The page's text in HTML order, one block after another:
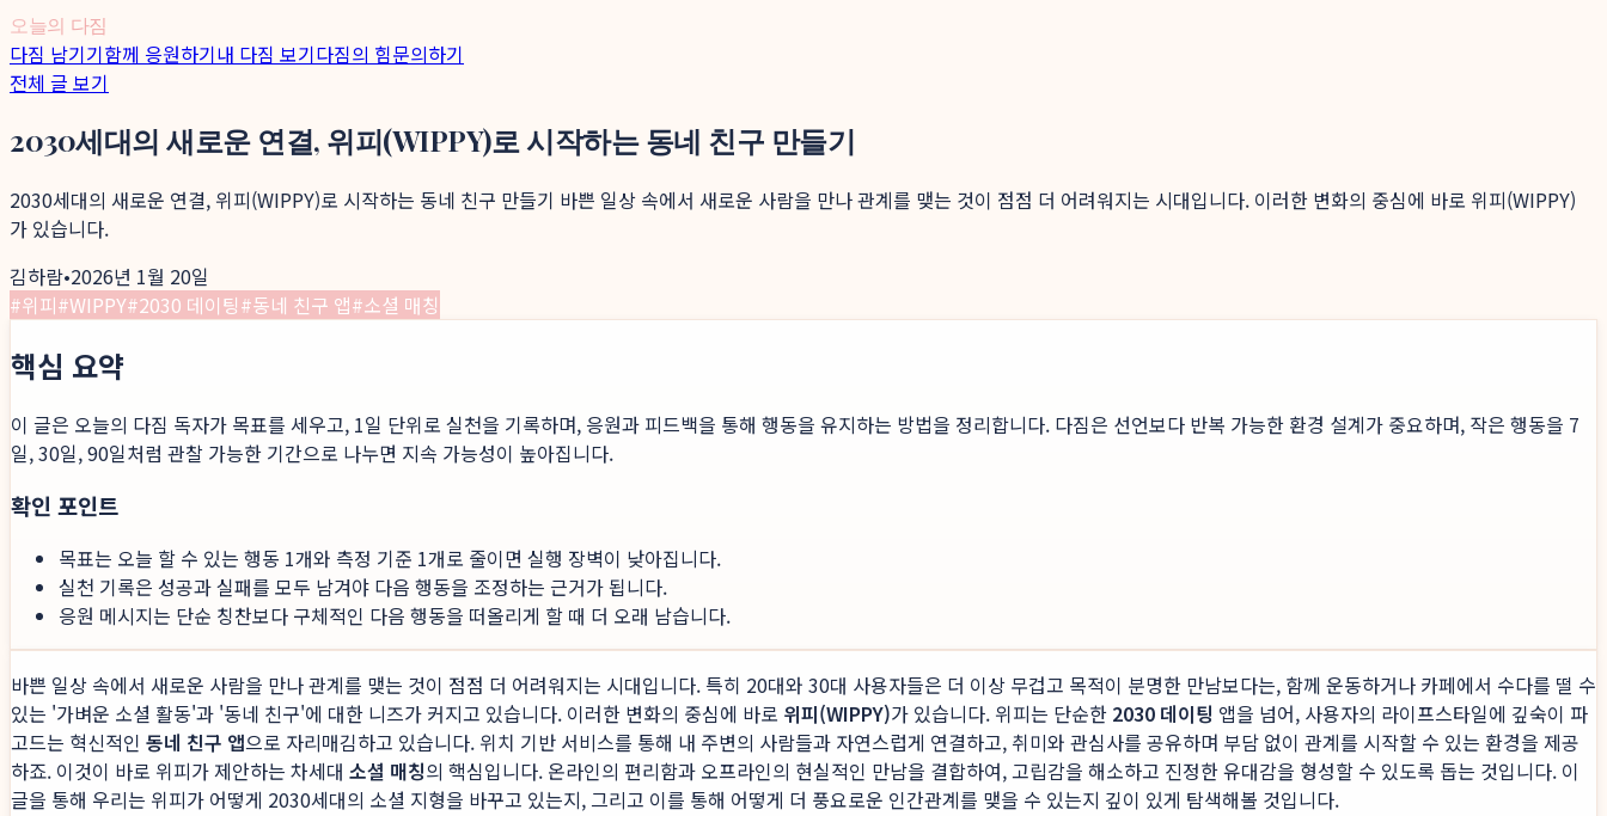
오늘의 다짐
다짐 남기기함께 응원하기내 다짐 보기다짐의 힘문의하기
전체 글 보기
2030세대의 새로운 연결, 위피(WIPPY)로 시작하는 동네 친구 만들기
2030세대의 새로운 연결, 위피(WIPPY)로 시작하는 동네 친구 만들기 바쁜 일상 속에서 새로운 사람을 만나 관계를 맺는 것이 점점 더 어려워지는 시대입니다. 이러한 변화의 중심에 바로 위피(WIPPY)
가 있습니다.
김하람•2026년 1월 20일
#위피#WIPPY#2030 데이팅#동네 친구 앱#소셜 매칭
핵심 요약
이 글은 오늘의 다짐 독자가 목표를 세우고, 1일 단위로 실천을 기록하며, 응원과 피드백을 통해 행동을 유지하는 방법을 정리합니다. 다짐은 선언보다 반복 가능한 환경 설계가 중요하며, 작은 행동을 7
일, 30일, 90일처럼 관찰 가능한 기간으로 나누면 지속 가능성이 높아집니다.
확인 포인트
목표는 오늘 할 수 있는 행동 1개와 측정 기준 1개로 줄이면 실행 장벽이 낮아집니다.
실천 기록은 성공과 실패를 모두 남겨야 다음 행동을 조정하는 근거가 됩니다.
응원 메시지는 단순 칭찬보다 구체적인 다음 행동을 떠올리게 할 때 더 오래 남습니다.
바쁜 일상 속에서 새로운 사람을 만나 관계를 맺는 것이 점점 더 어려워지는 시대입니다. 특히 20대와 30대 사용자들은 더 이상 무겁고 목적이 분명한 만남보다는, 함께 운동하거나 카페에서 수다를 떨 수
있는 '가벼운 소셜 활동'과 '동네 친구'에 대한 니즈가 커지고 있습니다. 이러한 변화의 중심에 바로 위피(WIPPY)가 있습니다. 위피는 단순한 2030 데이팅 앱을 넘어, 사용자의 라이프스타일에 깊숙이 파
고드는 혁신적인 동네 친구 앱으로 자리매김하고 있습니다. 위치 기반 서비스를 통해 내 주변의 사람들과 자연스럽게 연결하고, 취미와 관심사를 공유하며 부담 없이 관계를 시작할 수 있는 환경을 제공
하죠. 이것이 바로 위피가 제안하는 차세대 소셜 매칭의 핵심입니다. 온라인의 편리함과 오프라인의 현실적인 만남을 결합하여, 고립감을 해소하고 진정한 유대감을 형성할 수 있도록 돕는 것입니다. 이
글을 통해 우리는 위피가 어떻게 2030세대의 소셜 지형을 바꾸고 있는지, 그리고 이를 통해 어떻게 더 풍요로운 인간관계를 맺을 수 있는지 깊이 있게 탐색해볼 것입니다.